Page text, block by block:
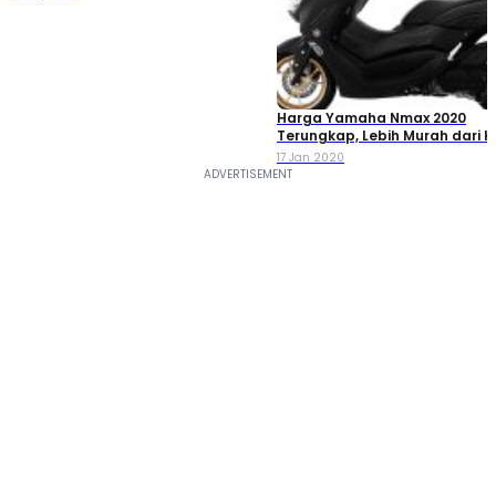
Harga Yamaha Nmax 2020
Terungkap, Lebih Murah dari
PCX!
17 Jan 2020